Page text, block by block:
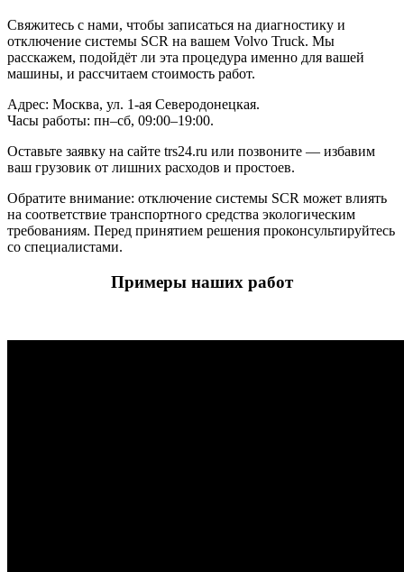
Свяжитесь с нами, чтобы записаться на диагностику и
отключение системы SCR на вашем Volvo Truck. Мы
расскажем, подойдёт ли эта процедура именно для вашей
машины, и рассчитаем стоимость работ.
Адрес: Москва, ул. 1-ая Северодонецкая.
Часы работы: пн–сб, 09:00–19:00.
Оставьте заявку на сайте trs24.ru или позвоните — избавим
ваш грузовик от лишних расходов и простоев.
Обратите внимание: отключение системы SCR может влиять
на соответствие транспортного средства экологическим
требованиям. Перед принятием решения проконсультируйтесь
со специалистами.
Примеры наших работ